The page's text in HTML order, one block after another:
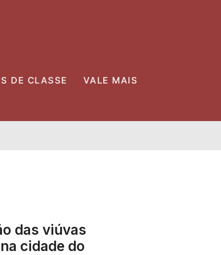
DE CLASSE VALE MAIS
das viúvas
cidade do